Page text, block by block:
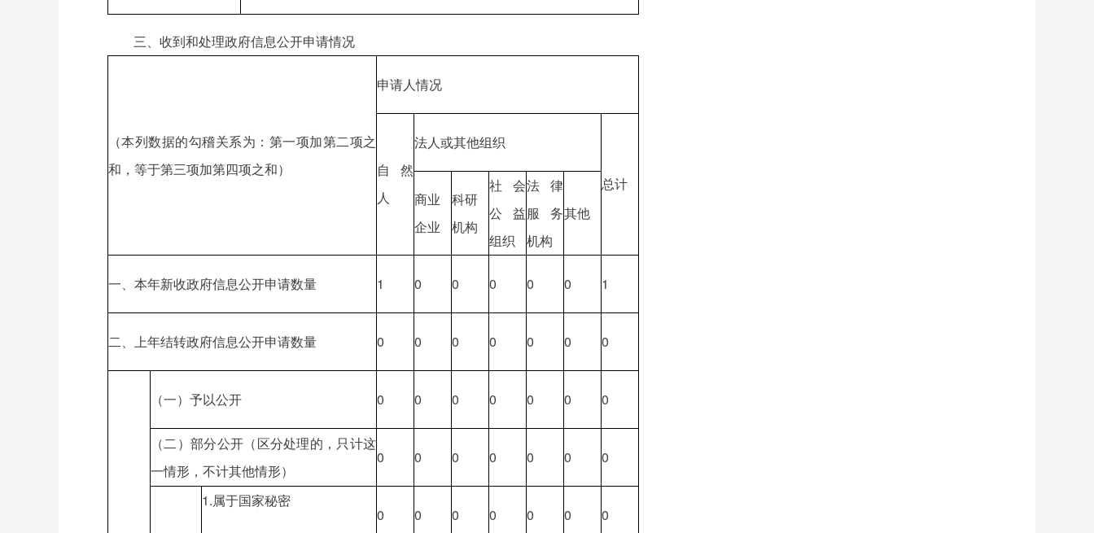
三、收到和处理政府信息公开申请情况
（本列数据的勾稽关系为：第一项加第二项之
和，等于第三项加第四项之和）
申请人情况
自然
人
法人或其他组织
总计
商业
企业
科研
机构
社会
公益
组织
法律
服务
机构
其他
一、本年新收政府信息公开申请数量 1 0 0 0 0 0 1
二、上年结转政府信息公开申请数量 0 0 0 0 0 0 0
（一）予以公开 0 0 0 0 0 0 0
（二）部分公开（区分处理的，只计这
一情形，不计其他情形）
0 0 0 0 0 0 0
1.属于国家秘密
0 0 0 0 0 0 0